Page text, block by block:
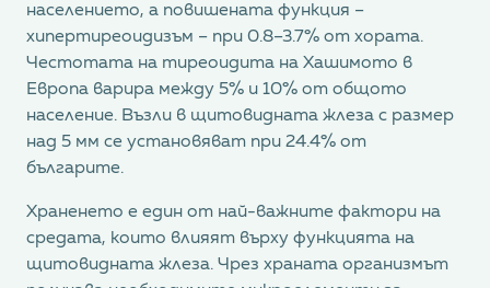
населението, а повишената функция –
хипертиреоидизъм – при 0.8–3.7% от хората.
Честотата на тиреоидита на Хашимото в
Европа варира между 5% и 10% от общото
население. Възли в щитовидната жлеза с размер
над 5 мм се установяват при 24.4% от
българите.
Храненето е един от най-важните фактори на
средата, които влияят върху функцията на
щитовидната жлеза. Чрез храната организмът